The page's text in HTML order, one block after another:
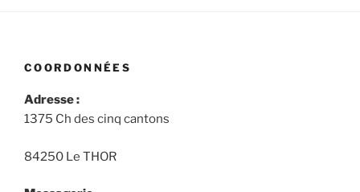
COORDONNÉES
Adresse :
1375 Ch des cinq cantons
84250 Le THOR